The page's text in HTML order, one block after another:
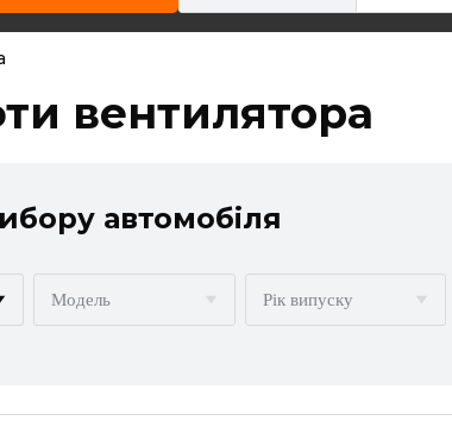
вентилятора
автомобіля
Модель Рік випуску